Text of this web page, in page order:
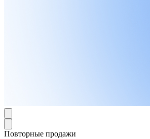
Повторные продажи